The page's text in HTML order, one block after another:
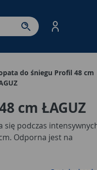
strony produktów.
do śniegu Profil 48 cm
cm ŁAGUZ
się podczas
Odporna jest na